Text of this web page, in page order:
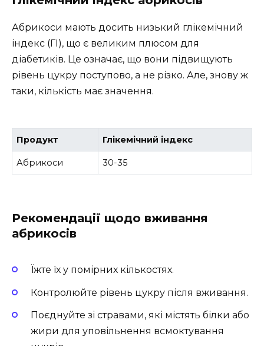
Абрикоси мають досить низький глікемічний
індекс (ГІ), що є великим плюсом для
діабетиків. Це означає, що вони підвищують
рівень цукру поступово, а не різко. Але, знову ж
таки, кількість має значення.
Продукт Глікемічний індекс
Абрикоси 30-35
Рекомендації щодо вживання
абрикосів
Їжте їх у помірних кількостях.
Контролюйте рівень цукру після вживання.
Поєднуйте зі стравами, які містять білки або
жири для уповільнення всмоктування